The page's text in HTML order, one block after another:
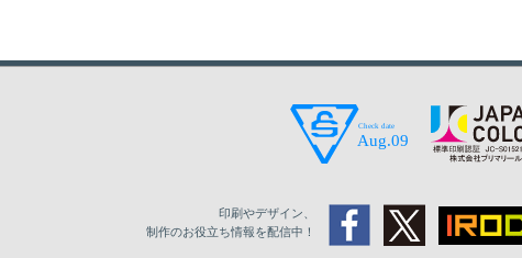
印刷やデザイン、
制作のお役立ち情報を配信中！